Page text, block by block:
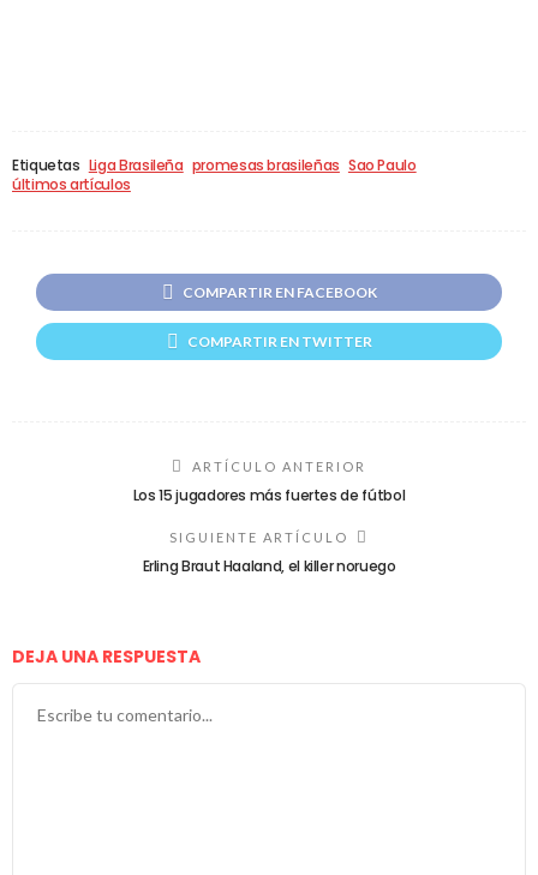
Etiquetas Liga Brasileña promesas brasileñas Sao Paulo
últimos artículos
COMPARTIR EN FACEBOOK
COMPARTIR EN TWITTER
ARTÍCULO ANTERIOR
Los 15 jugadores más fuertes de fútbol
SIGUIENTE ARTÍCULO
Erling Braut Haaland, el killer noruego
DEJA UNA RESPUESTA